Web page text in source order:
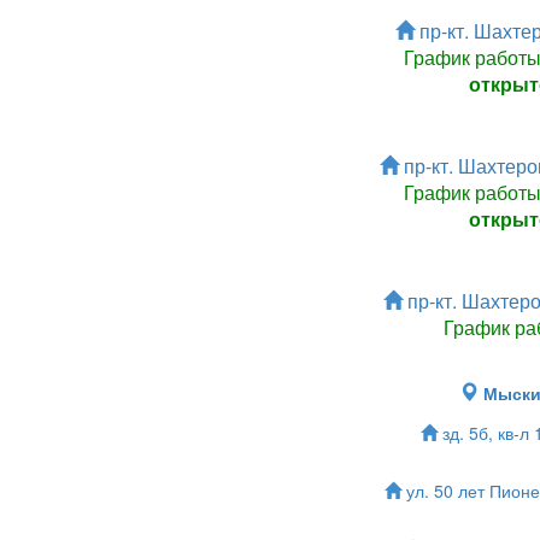
пр-кт.
График
пр-кт.
График
пр-кт.
График
зд. 5б, кв-л
ул. 50 лет